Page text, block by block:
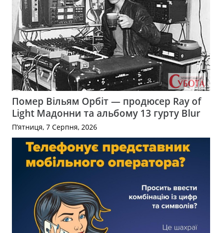
Помер Вільям Орбіт — продюсер Ray of
Light Мадонни та альбому 13 гурту Blur
П’ятниця, 7 Серпня, 2026